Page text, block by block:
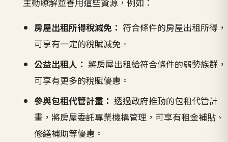
房屋出租所得稅減免： 符合條件的房屋出租所得，
可享有一定的稅賦減免。
公益出租人： 將房屋出租給符合條件的弱勢族群，
可享有更多的稅賦優惠。
參與包租代管計畫： 透過政府推動的包租代管計
畫，將房屋委託專業機構管理，可享有租金補貼、
修繕補助等優惠。